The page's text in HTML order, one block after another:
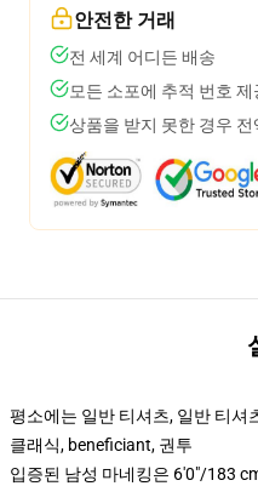
안전한 거래
전 세계 어디든 배송
모든 소포에 추적 번호 제
상품을 받지 못한 경우 전
평소에는 일반 티셔츠, 일반 티셔
클래식, beneficiant, 권투
입증된 남성 마네킹은 6'0"/183